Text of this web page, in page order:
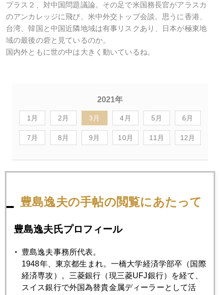
プラス２、対中国問題議論。その足で米国務長官がアラスカ
のアンカレッジに飛び、米中外交トップ会談。思うに香港、
台湾、韓国と中国近隣地域は有事リスクあり、日本が極東地
域の最後の砦と見ているのか。
国内外ともに世の中は大きく動いているね。
2021年
1月 2月 3月 4月 5月 6月
7月 8月 9月 10月 11月 12月
韓国系米国人カリスマ「神対応」の衝撃、日欧２社が逃げ
2021年03月29日
今週の注目、３００兆円米国復活案発表、財源は？
豊島逸夫の手帖の閲覧にあたって
豊島逸夫氏プロフィール
豊島逸夫事務所代表。
1948年、東京都生まれ。一橋大学経済学部卒（国際
経済専攻）。三菱銀行（現三菱UFJ銀行）を経て、
スイス銀行で外国為替貴金属ディーラーとして活